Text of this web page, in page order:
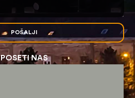
POŠALJI
POSETI NAS